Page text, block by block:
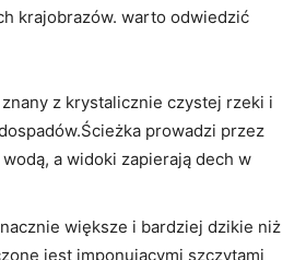
krajobrazów. warto​ odwiedzić
znany z krystalicznie czystej rzeki ⁢i
prowadzi przez
wodą, a widoki zapierają dech w
większe⁤ i ⁣bardziej ‍dzikie‍ niż
jest imponującymi⁣ szczytami